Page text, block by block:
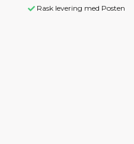
Rask levering med Posten